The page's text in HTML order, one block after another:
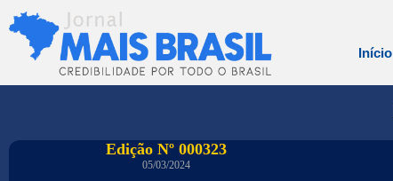
Início
Edição Nº 000323
05/03/2024